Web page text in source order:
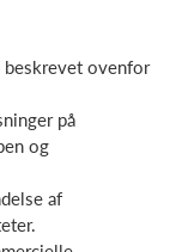
beskrevet ovenfor
på
og
af